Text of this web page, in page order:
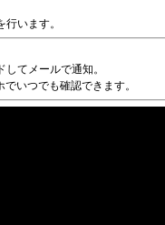
います。
てメールで通知。
いつでも確認できます。